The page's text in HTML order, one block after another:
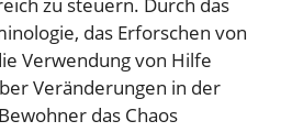
das Erforschen von
Verwendung von Hilfe
Veränderungen in der
das Chaos